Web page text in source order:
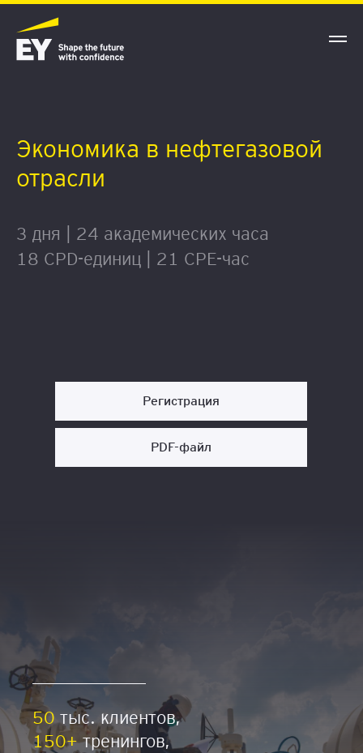
Экономика в нефтегазовой
отрасли
3 дня | 24 академических часа
18 CPD-единиц | 21 CPE-час
Регистрация
PDF-файл
50 тыс. клиентов,
150+тренингов,